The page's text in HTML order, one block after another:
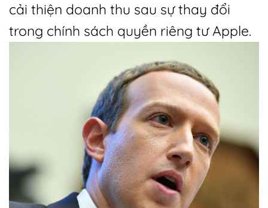
cải thiện doanh thu sau sự thay đổi
trong chính sách quyền riêng tư Apple.